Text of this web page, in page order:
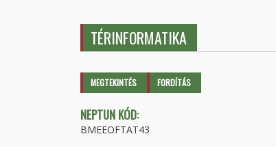
TÉRINFORMATIKA
Elsődleges fülek
MEGTEKINTÉS (AKTÍVFORDÍTÁS
NEPTUN KÓD:
BMEEOFTAT43